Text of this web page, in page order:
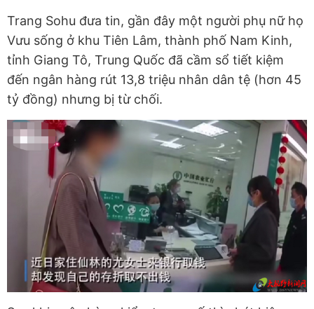
Trang Sohu đưa tin, gần đây một người phụ nữ họ
Vưu sống ở khu Tiên Lâm, thành phố Nam Kinh,
tỉnh Giang Tô, Trung Quốc đã cầm sổ tiết kiệm
đến ngân hàng rút 13,8 triệu nhân dân tệ (hơn 45
tỷ đồng) nhưng bị từ chối.